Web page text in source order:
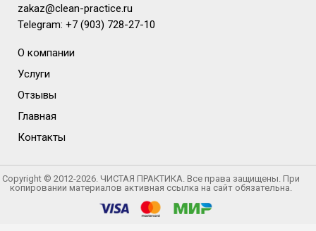
zakaz@clean-practice.ru
Telegram: +7 (903) 728-27-10
О компании
Услуги
Отзывы
Главная
Контакты
Copyright © 2012-2026. ЧИСТАЯ ПРАКТИКА. Все права защищены. При
копировании материалов активная ссылка на сайт обязательна.